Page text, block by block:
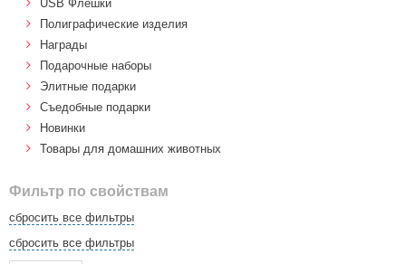
USB Флешки
Полиграфические изделия
Награды
Подарочные наборы
Элитные подарки
Cъедобные подарки
Новинки
Товары для домашних животных
Фильтр по свойствам
сбросить все фильтры
сбросить все фильтры